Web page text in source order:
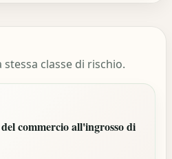
classe di rischio.
commercio all'ingrosso di